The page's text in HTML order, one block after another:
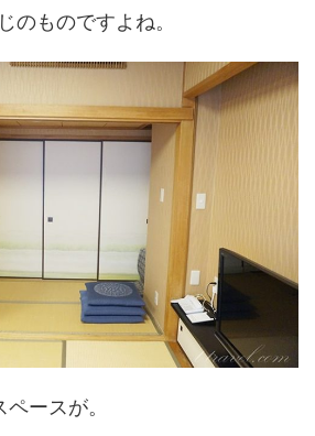
のものですよね。
ースが。